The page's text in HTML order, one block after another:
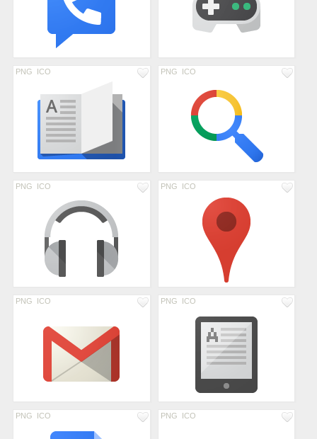
PNG ICO PNG ICO
PNG ICO PNG ICO
PNG ICO PNG ICO
PNG ICO PNG ICO